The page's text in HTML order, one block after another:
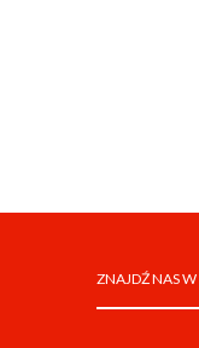
ZNAJDŹ NAS